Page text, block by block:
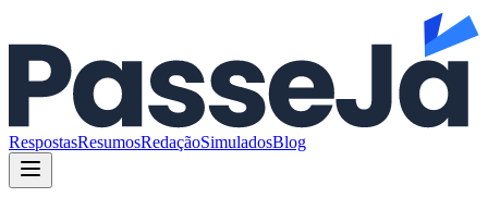
RespostasResumosRedaçãoSimuladosBlog